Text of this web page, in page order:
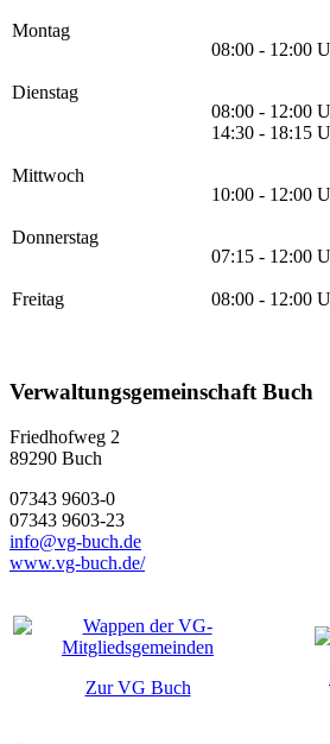
Montag
08:00 - 12:00
Dienstag
08:00 - 12:00
14:30 - 18:15
Mittwoch
10:00 - 12:00
Donnerstag
07:15 - 12:00
Freitag 08:00 - 12:00
Verwaltungsgemeinschaft Buch
Friedhofweg 2
89290 Buch
07343 9603-0
07343 9603-23
info@vg-buch.de
www.vg-buch.de/
Zur VG Buch